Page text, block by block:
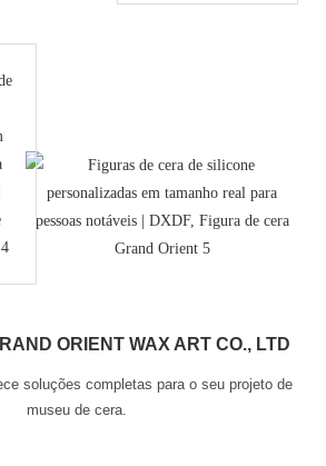
ORIENT WAX ART CO., LTD
soluções completas para o seu projeto de
museu de cera.